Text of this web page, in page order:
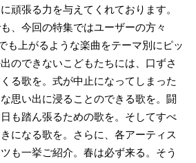
頑張る力を与えてくれております。
、今回の特集ではユーザーの方々
も上がるような楽曲をテーマ別にピッ
のできないこどもたちには、口ずさ
る歌を。式が中止になってしまった
思い出に浸ることのできる歌を。闘
も踏ん張るための歌を。そしてすべ
になる歌を。さらに、各アーティス
も一挙ご紹介。春は必ず来る。そう